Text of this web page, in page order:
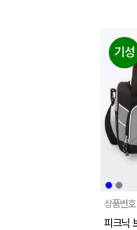
기성
상품번호
피크닉